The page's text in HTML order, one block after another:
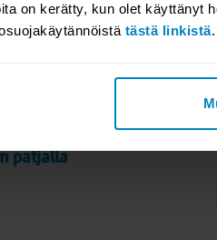
on kerätty, kun olet käyttänyt
tästä linkistä.
patjalla